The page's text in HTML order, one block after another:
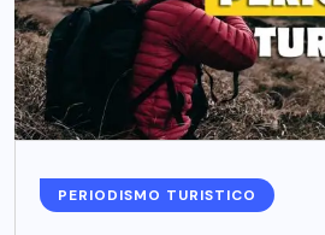
PERIODISMO TURISTICO